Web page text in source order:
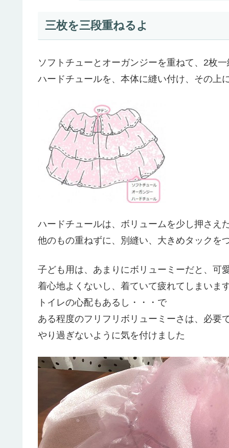
三枚を三段重ねるよ
ソフトチューとオーガンジーを重ねて、2枚
ハードチュールを、本体に縫い付け、その上
ハードチュールは、ボリュームを少し押さえ
他のもの重ねずに、別縫い、大きめタックを
子ども用は、あまりにボリューミーだと、可
着心地よくないし、着ていて疲れてしまいま
トイレの心配もあるし・・・で
ある程度のフリフリボリューミーさは、必要
やり過ぎないように気を付けました